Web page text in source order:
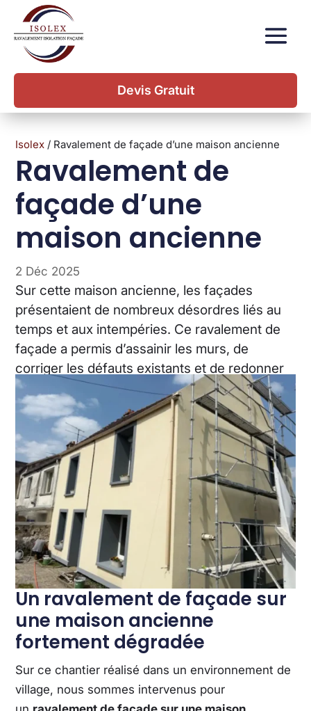
Devis Gratuit
Isolex / Ravalement de façade d’une maison ancienne
Ravalement de
façade d’une
maison ancienne
2 Déc 2025
Sur cette maison ancienne, les façades
présentaient de nombreux désordres liés au
temps et aux intempéries. Ce ravalement de
façade a permis d’assainir les murs, de
corriger les défauts existants et de redonner
au bâti une façade cohérente et durable.
Un ravalement de façade sur
une maison ancienne
fortement dégradée
Sur ce chantier réalisé dans un environnement de
village, nous sommes intervenus pour